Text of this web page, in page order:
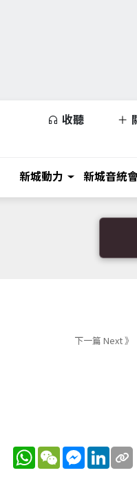
收聽
新城動力 新城音統
下一篇 Next 》
WhatsApp
WeChatMessenger